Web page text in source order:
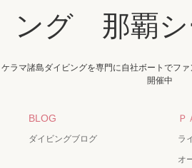
ング 那覇シ
ケラマ諸島ダイビングを専門に自社ボートでフ
開催中
BLOG
ダイビングブログ
Ｐ
ラ
オ